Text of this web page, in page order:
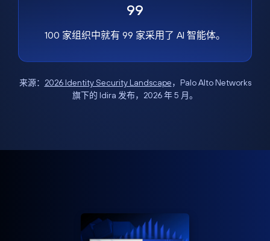
99
100 家组织中就有 99 家采用了 AI 智能体。
来源： 2026 Identity Security Landscape，Palo Alto Networks
旗下的 Idira 发布，2026 年 5 月。